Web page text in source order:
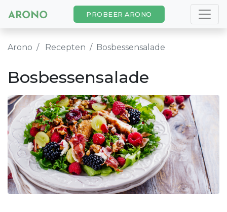
PROBEER ARONO
Arono Recepten Bosbessensalade
Bosbessensalade